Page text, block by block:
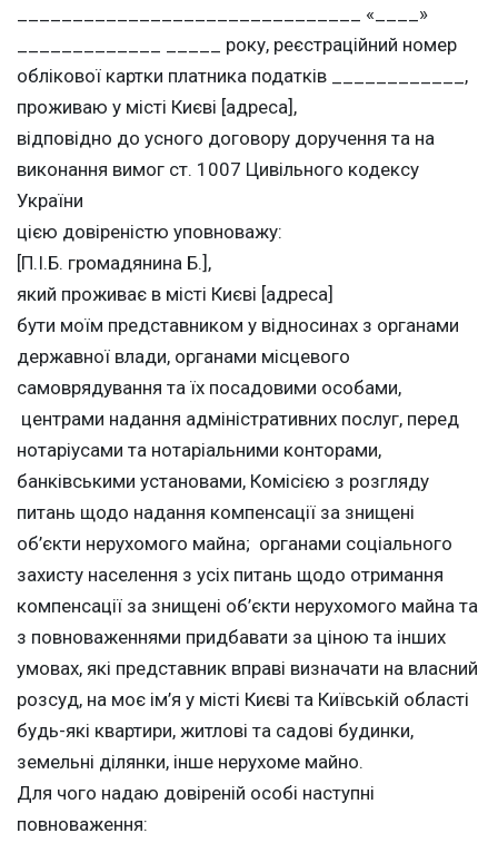
_______________________________ «____»
_____________ _____ року, реєстраційний номер
облікової картки платника податків ____________,
проживаю у місті Києві [адреса],
відповідно до усного договору доручення та на
виконання вимог ст. 1007 Цивільного кодексу
України
цією довіреністю уповноважу:
[П.І.Б. громадянина Б.],
який проживає в місті Києві [адреса]
бути моїм представником у відносинах з органами
державної влади, органами місцевого
самоврядування та їх посадовими особами,
центрами надання адміністративних послуг, перед
нотаріусами та нотаріальними конторами,
банківськими установами, Комісією з розгляду
питань щодо надання компенсації за знищені
об’єкти нерухомого майна; органами соціального
захисту населення з усіх питань щодо отримання
компенсації за знищені об’єкти нерухомого майна та
з повноваженнями придбавати за ціною та інших
умовах, які представник вправі визначати на власний
розсуд, на моє ім’я у місті Києві та Київській області
будь-які квартири, житлові та садові будинки,
земельні ділянки, інше нерухоме майно.
Для чого надаю довіреній особі наступні
повноваження: